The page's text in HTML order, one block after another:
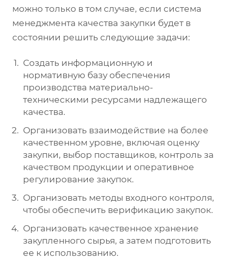
можно только в том случае, если система
менеджмента качества закупки будет в
состоянии решить следующие задачи:
Создать информационную и
нормативную базу обеспечения
производства материально-
техническими ресурсами надлежащего
качества.
Организовать взаимодействие на более
качественном уровне, включая оценку
закупки, выбор поставщиков, контроль за
качеством продукции и оперативное
регулирование закупок.
Организовать методы входного контроля,
чтобы обеспечить верификацию закупок.
Организовать качественное хранение
закупленного сырья, а затем подготовить
ее к использованию.